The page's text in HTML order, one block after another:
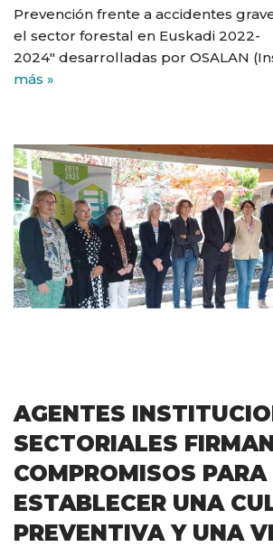
Prevención frente a accidentes
el sector forestal en Euskadi 2022-
2024″ desarrolladas por OSALAN
más »
AGENTES
SECTORIALES
COMPROMISOS PARA
ESTABLECER UNA
PREVENTIVA Y UNA